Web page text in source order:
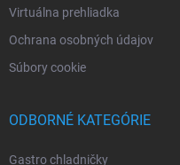
Virtuálna prehliadka
Ochrana osobných údajov
Súbory cookie
ODBORNÉ KATEGÓRIE
Gastro chladničky